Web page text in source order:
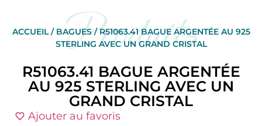
Produits
ACCUEIL/ BAGUES/ R51063.41 BAGUE ARGENTÉE AU 925
STERLING AVEC UN GRAND CRISTAL
R51063.41 BAGUE ARGENTÉE
AU 925 STERLING AVEC UN
GRAND CRISTAL
Ajouter au favoris